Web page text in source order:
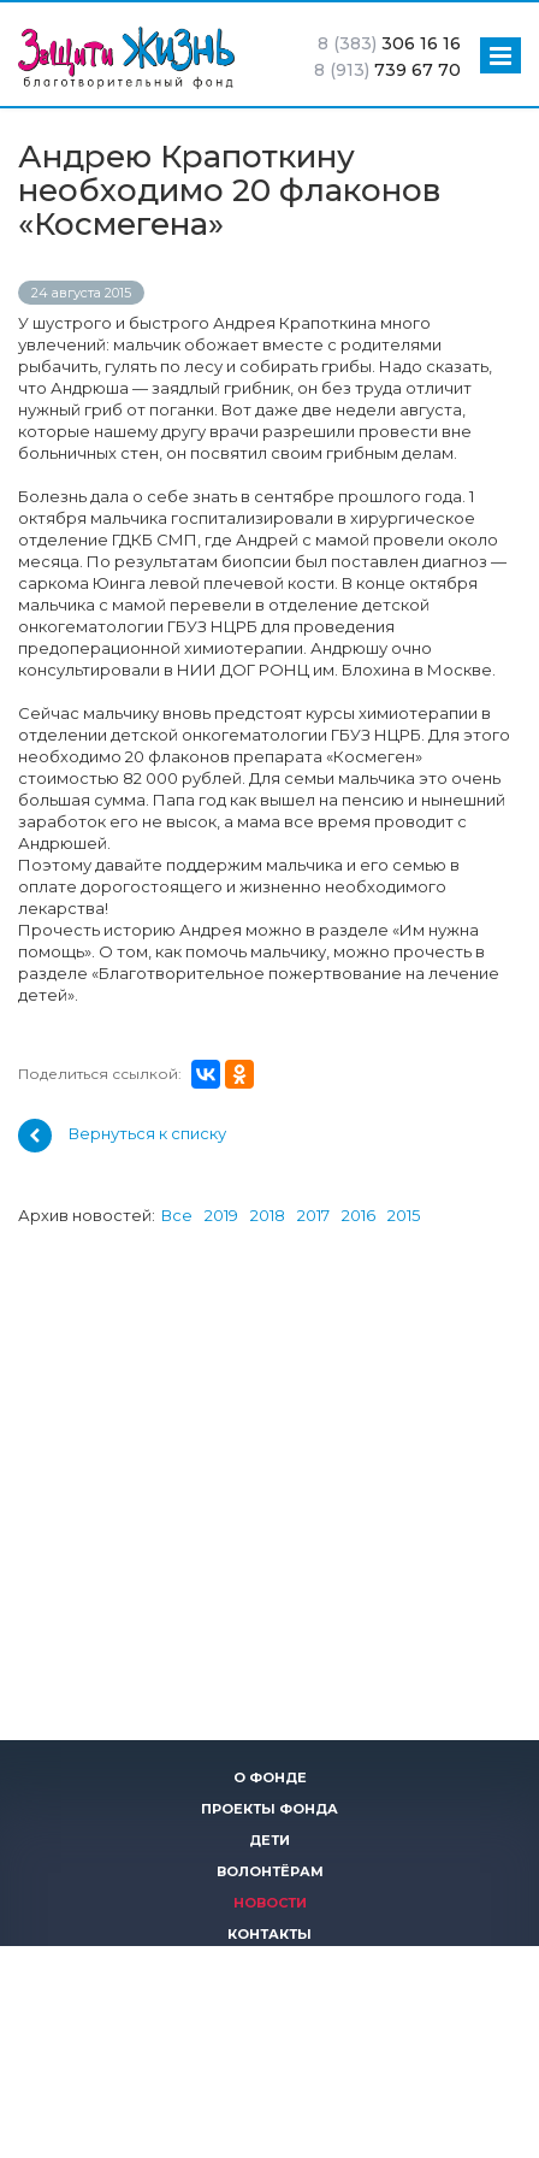
8 (383) 306 16 16
8 (913) 739 67 70
Андрею Крапоткину
необходимо 20 флаконов
«Космегена»
24 августа 2015
У шустрого и быстрого Андрея Крапоткина много
увлечений: мальчик обожает вместе с родителями
рыбачить, гулять по лесу и собирать грибы. Надо сказать,
что Андрюша — заядлый грибник, он без труда отличит
нужный гриб от поганки. Вот даже две недели августа,
которые нашему другу врачи разрешили провести вне
больничных стен, он посвятил своим грибным делам.
Болезнь дала о себе знать в сентябре прошлого года. 1
октября мальчика госпитализировали в хирургическое
отделение ГДКБ СМП, где Андрей с мамой провели около
месяца. По результатам биопсии был поставлен диагноз —
саркома Юинга левой плечевой кости. В конце октября
мальчика с мамой перевели в отделение детской
онкогематологии ГБУЗ НЦРБ для проведения
предоперационной химиотерапии. Андрюшу очно
консультировали в НИИ ДОГ РОНЦ им. Блохина в Москве.
Сейчас мальчику вновь предстоят курсы химиотерапии в
отделении детской онкогематологии ГБУЗ НЦРБ. Для этого
необходимо 20 флаконов препарата «Космеген»
стоимостью 82 000 рублей. Для семьи мальчика это очень
большая сумма. Папа год как вышел на пенсию и нынешний
заработок его не высок, а мама все время проводит с
Андрюшей.
Поэтому давайте поддержим мальчика и его семью в
оплате дорогостоящего и жизненно необходимого
лекарства!
Прочесть историю Андрея можно в разделе «Им нужна
помощь». О том, как помочь мальчику, можно прочесть в
разделе «Благотворительное пожертвование на лечение
детей».
Поделиться ссылкой:
Вернуться к списку
Архив новостей: Все 2019 2018 2017 2016 2015
О ФОНДЕ
ПРОЕКТЫ ФОНДА
ДЕТИ
ВОЛОНТЁРАМ
НОВОСТИ
КОНТАКТЫ